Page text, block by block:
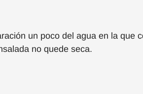
un poco del agua en la que
no quede seca.